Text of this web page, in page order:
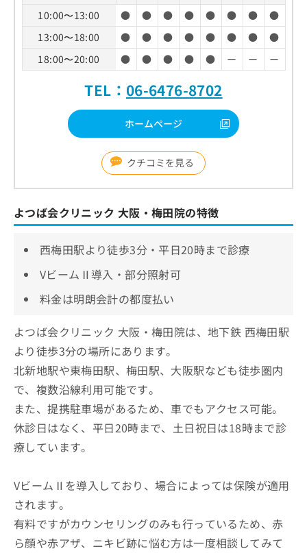
10:00〜13:00
● ● ● ● ● ● ●
●
13:00〜18:00
● ● ● ● ● ● ●
●
18:00〜20:00
● ● ● ● ● ー ー ー
TEL： 06-6476-8702
ホームページ
クチコミを見る
よつば会クリニック 大阪・梅田院の特徴
西梅田駅より徒歩3分・平日20時まで診療
VビームⅡ導入・部分照射可
料金は明朗会計の都度払い
よつば会クリニック 大阪・梅田院は、地下鉄 西梅田駅
より徒歩3分の場所にあります。
北新地駅や東梅田駅、梅田駅、大阪駅なども徒歩圏内
で、複数沿線利用可能です。
また、提携駐車場があるため、車でもアクセス可能。
休診日はなく、平日20時まで、土日祝日は18時まで診
療しています。
VビームⅡを導入しており、場合によっては保険が適用
されます。
有料ですがカウンセリングのみも行っているため、赤
ら顔や赤アザ、ニキビ跡に悩む方は一度相談してみて